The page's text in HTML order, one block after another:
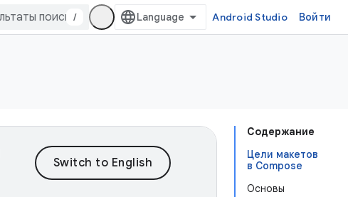
/ Android Studio Войти
Содержание
Цели макетов
в Compose
Основы